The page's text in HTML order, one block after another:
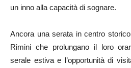
un inno alla capacità di sognare.
Ancora una serata in centro
Rimini che prolungano il loro
serale estiva e l’opportunità di